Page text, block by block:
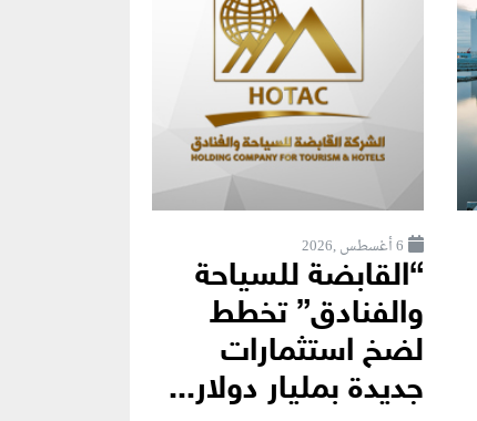
6 أغسطس ,2026
“القابضة للسياحة
والفنادق” تخطط
لضخ استثمارات
جديدة بمليار دولار...